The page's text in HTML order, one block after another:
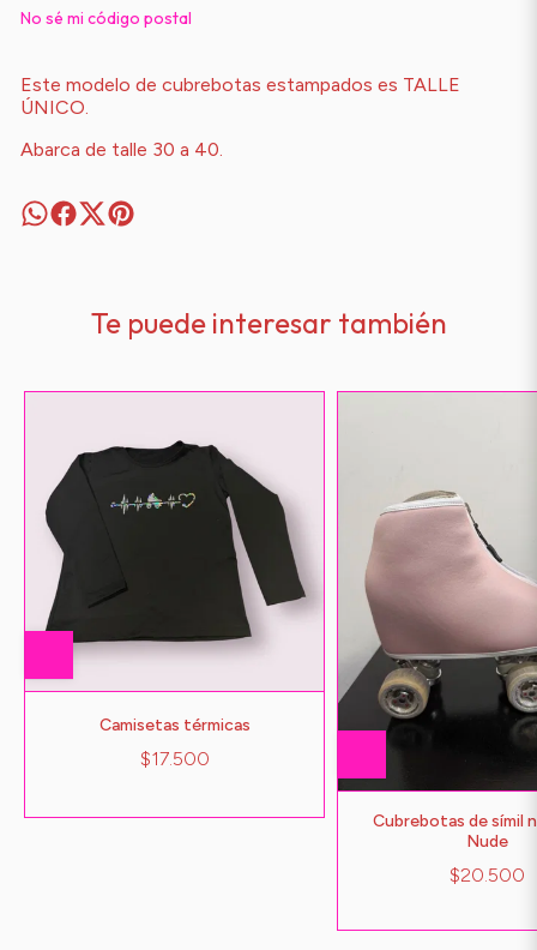
No sé mi código postal
Este modelo de cubrebotas estampados es TALLE
ÚNICO.
Abarca de talle 30 a 40.
Te puede interesar también
Camisetas térmicas
$17.500
Cubrebotas de símil
Nude
$20.500